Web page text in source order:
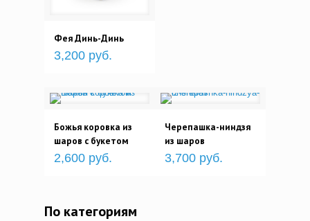
Фея Динь-Динь
3,200 руб.
Божья коровка из
шаров с букетом
2,600 руб.
Черепашка-ниндзя
из шаров
3,700 руб.
По категориям